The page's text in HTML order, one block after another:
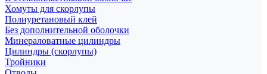
Хомуты для скорлупы
Полиуретановый клей
Без дополнительной оболочки
Минераловатные цилиндры
Цилиндры (скорлупы)
Тройники